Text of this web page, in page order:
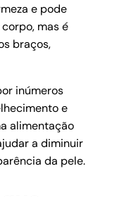
e pode
mas é
braços,
inúmeros
e
alimentação
a diminuir
da pele.